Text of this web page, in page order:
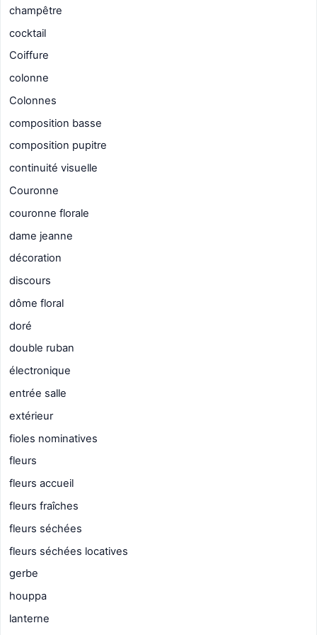
champêtre
cocktail
Coiffure
colonne
Colonnes
composition basse
composition pupitre
continuité visuelle
Couronne
couronne florale
dame jeanne
décoration
discours
dôme floral
doré
double ruban
électronique
entrée salle
extérieur
fioles nominatives
fleurs
fleurs accueil
fleurs fraîches
fleurs séchées
fleurs séchées locatives
gerbe
houppa
lanterne